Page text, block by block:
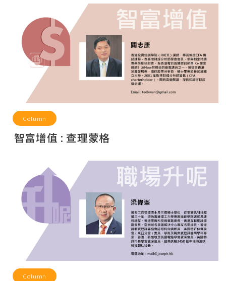
Column
智富增值 : 查理蒙格
Column